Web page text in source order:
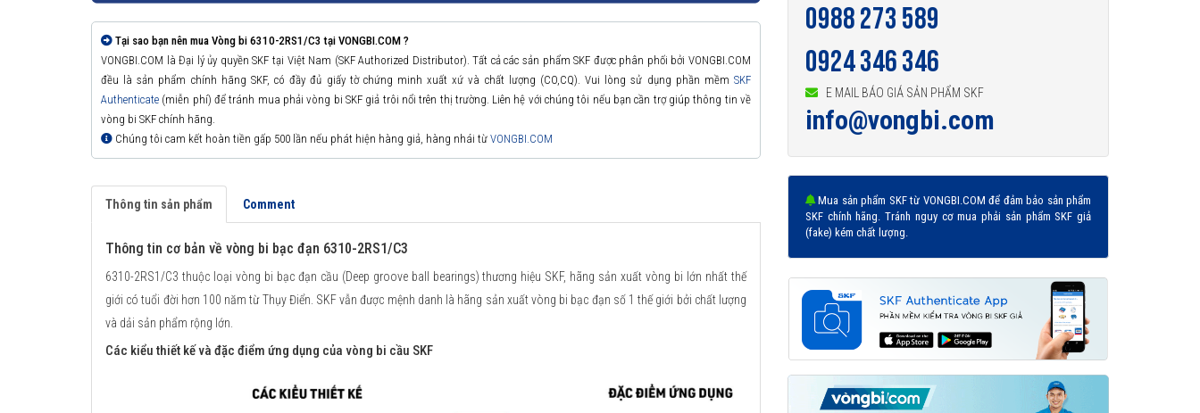
Tại sao bạn nên mua Vòng bi 6310-2RS1/C3 tại VONGBI.COM ?
VONGBI.COM là Đại lý ủy quyền SKF tại Việt Nam (SKF Authorized Distributor). Tất cả các sản phẩm SKF được phân phối bởi VONGBI.COM
đều là sản phẩm chính hãng SKF, có đầy đủ giấy tờ chứng minh xuất xứ và chất lượng (CO,CQ). Vui lòng sử dụng phần mềm SKF
Authenticate (miễn phí) để tránh mua phải vòng bi SKF giả trôi nổi trên thị trường. Liên hệ với chúng tôi nếu bạn cần trợ giúp thông tin về
vòng bi SKF chính hãng.
Chúng tôi cam kết hoàn tiền gấp 500 lần nếu phát hiện hàng giả, hàng nhái từ VONGBI.COM
Thông tin sản phẩm Comment
Thông tin cơ bản về vòng bi bạc đạn 6310-2RS1/C3
6310-2RS1/C3 thuộc loại vòng bi bạc đạn cầu (Deep groove ball bearings) thương hiệu SKF, hãng sản xuất vòng bi lớn nhất thế
giới có tuổi đời hơn 100 năm từ Thụy Điển. SKF vẫn được mệnh danh là hãng sản xuất vòng bi bạc đạn số 1 thế giới bởi chất lượng
và dải sản phẩm rộng lớn.
Các kiểu thiết kế và đặc điểm ứng dụng của vòng bi cầu SKF
0988 273 589
0924 346 346
E MAIL BÁO GIÁ SẢN PHẨM SKF
info@vongbi.com
Mua sản phẩm SKF từ VONGBI.COM để đảm bảo sản phẩm
SKF chính hãng. Tránh nguy cơ mua phải sản phẩm SKF giả
(fake) kém chất lượng.